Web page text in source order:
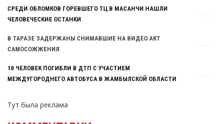
СРЕДИ ОБЛОМКОВ ГОРЕВШЕГО ТЦ В МАСАНЧИ НАШЛИ
ЧЕЛОВЕЧЕСКИЕ ОСТАНКИ
В ТАРАЗЕ ЗАДЕРЖАНЫ СНИМАВШИЕ НА ВИДЕО АКТ
САМОСОЖЖЕНИЯ
10 ЧЕЛОВЕК ПОГИБЛИ В ДТП С УЧАСТИЕМ
МЕЖДУГОРОДНЕГО АВТОБУСА В ЖАМБЫЛСКОЙ ОБЛАСТИ
Тут была реклама